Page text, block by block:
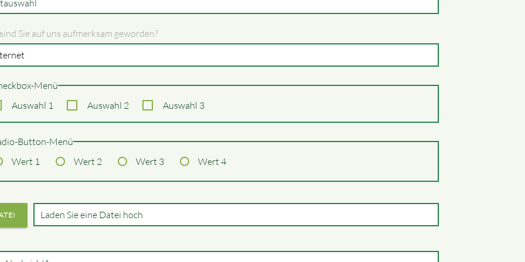
Sie auf uns aufmerksam geworden?
Menü
Auswahl 1
Auswahl 2 Auswahl 3
Button-Menü
Wert 1
Wert 2 Wert 3 Wert 4